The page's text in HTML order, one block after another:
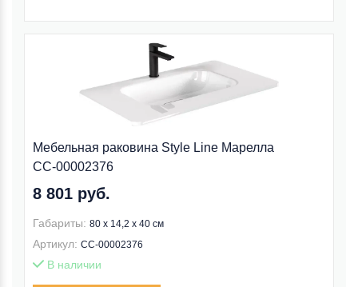
Мебельная раковина Style Line Марелла
СС-00002376
8 801 руб.
Габариты: 80 x 14,2 x 40 см
Артикул: СС-00002376
В наличии